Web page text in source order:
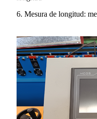
6. Mesura de longitud: